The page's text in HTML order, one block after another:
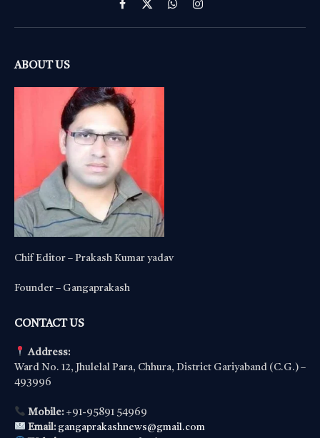
Facebook
X
WhatsAppInstagram
ABOUT US
Chif Editor – Prakash Kumar yadav
Founder – Gangaprakash
CONTACT US
Address:
Ward No. 12, Jhulelal Para, Chhura, District Gariyaband (C.G.) –
493996
Mobile:+91-95891 54969
Email: gangaprakashnews@gmail.com